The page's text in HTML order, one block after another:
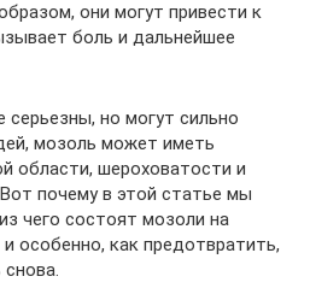
они могут привести к
боль и дальнейшее
но могут сильно
мозоль может иметь
области, шероховатости и
почему в этой статье мы
чего состоят мозоли на
особенно, как предотвратить,